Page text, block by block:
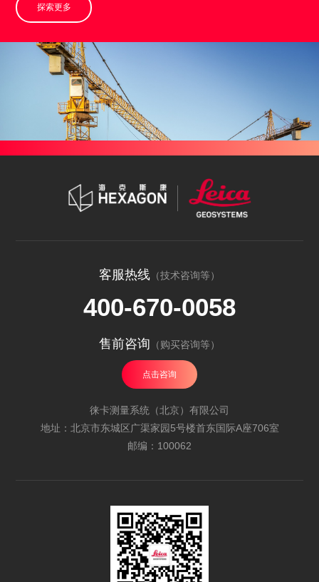
探索更多
客服热线 （技术咨询等）
400-670-0058
售前咨询 （购买咨询等）
点击咨询
徕卡测量系统（北京）有限公司
地址：北京市东城区广渠家园5号楼首东国际A座706室
邮编：100062